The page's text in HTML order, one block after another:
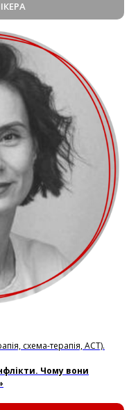
схема-терапія, АСТ).
Чому вони